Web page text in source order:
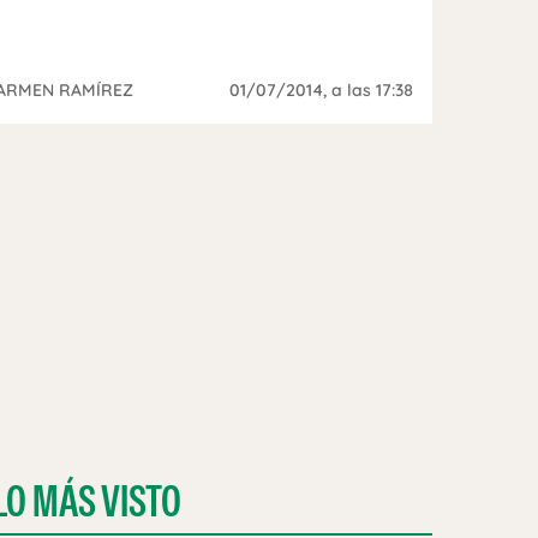
RAMÍREZ 01/07/2014, a las 17:38
MÁS VISTO